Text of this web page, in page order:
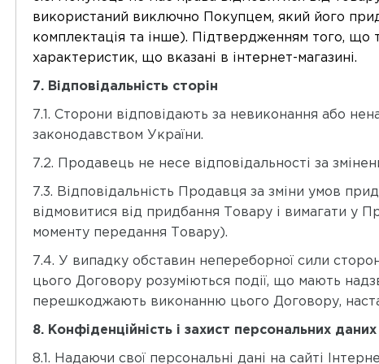
використаний виключно Покупцем, який його
комплектація та інше). Підтвердженням того, що
характеристик, що вказані в інтернет-магазині.
7. Відповідальність сторін
7.1. Сторони відповідають за невиконання або
законодавством України.
7.2. Продавець не несе відповідальності за
7.3. Відповідальність Продавця за зміни умов
відмовитися від придбання Товару і вимагати у
моменту передання Товару).
7.4. У випадку обставин непереборної сили
цього Договору розуміються події, що мають
перешкоджають виконанню цього Договору,
8. Конфіденційність і захист персональних даних
8.1. Надаючи свої персональні дані на сайті